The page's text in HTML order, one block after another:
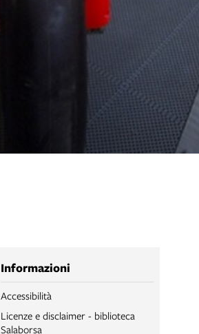
Informazioni
Accessibilità
Licenze e disclaimer - biblioteca
Salaborsa